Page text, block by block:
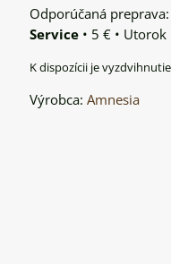
Service • 5 € • Utorok
Výrobca: Amnesia